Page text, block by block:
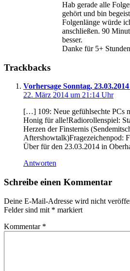
Hab gerade alle
gehört und bin
Folgenlänge würde
anschließen. 90
besser.
Danke für 5+
Trackbacks
Vorhersage Sonntag,
22. März 2014 um 21:14 Uhr
[…] 109: Neue gefühlsechte PCs
Honig für alle!Radiorollenspiel:
Herzen der Finsternis
Aftershowtalk)Fragezeichenpod:
Über für den 23.03.2014 in
Antworten
Schreibe einen Kommentar
Deine E-Mail-Adresse wird nicht
Felder sind mit * markiert
Kommentar *